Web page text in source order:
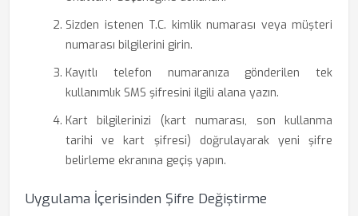
Sizden istenen T.C. kimlik numarası veya müşteri
numarası bilgilerini girin.
Kayıtlı telefon numaranıza gönderilen tek
kullanımlık SMS şifresini ilgili alana yazın.
Kart bilgilerinizi (kart numarası, son kullanma
tarihi ve kart şifresi) doğrulayarak yeni şifre
belirleme ekranına geçiş yapın.
Uygulama İçerisinden Şifre Değiştirme